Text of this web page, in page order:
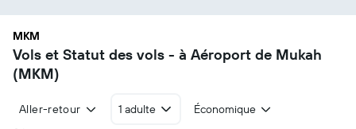
MKM
Vols et Statut des vols - à Aéroport de Mukah
(MKM)
Aller-retour 1 adulte
Économique